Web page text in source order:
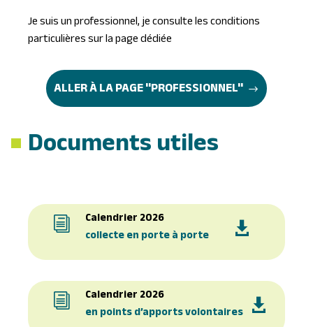
Je suis un professionnel, je consulte les conditions
particulières sur la page dédiée
ALLER À LA PAGE ''PROFESSIONNEL''
Documents utiles
i
Calendrier 2026
collecte en porte à porte

i
Calendrier 2026
en points d’apports volontaires 